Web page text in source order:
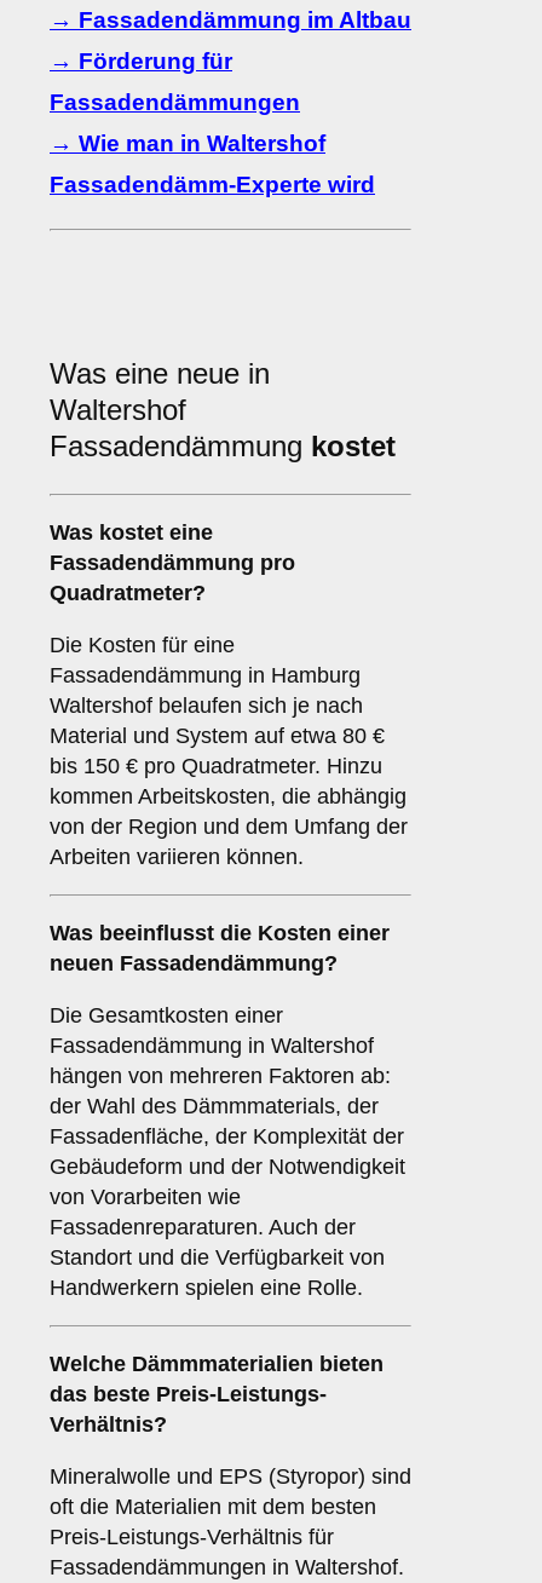
→ Fassadendämmung im Altbau
→ Förderung für
Fassadendämmungen
→ Wie man in Waltershof
Fassadendämm-Experte wird
Was eine neue in
Waltershof
Fassadendämmung kostet
Was kostet eine
Fassadendämmung pro
Quadratmeter?
Die Kosten für eine
Fassadendämmung in Hamburg
Waltershof belaufen sich je nach
Material und System auf etwa 80 €
bis 150 € pro Quadratmeter. Hinzu
kommen Arbeitskosten, die abhängig
von der Region und dem Umfang der
Arbeiten variieren können.
Was beeinflusst die Kosten einer
neuen Fassadendämmung?
Die Gesamtkosten einer
Fassadendämmung in Waltershof
hängen von mehreren Faktoren ab:
der Wahl des Dämmmaterials, der
Fassadenfläche, der Komplexität der
Gebäudeform und der Notwendigkeit
von Vorarbeiten wie
Fassadenreparaturen. Auch der
Standort und die Verfügbarkeit von
Handwerkern spielen eine Rolle.
Welche Dämmmaterialien bieten
das beste Preis-Leistungs-
Verhältnis?
Mineralwolle und EPS (Styropor) sind
oft die Materialien mit dem besten
Preis-Leistungs-Verhältnis für
Fassadendämmungen in Waltershof.